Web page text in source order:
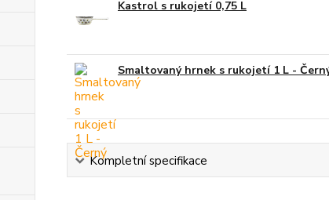
Kastrol s rukojetí 0,75 L
Smaltovaný hrnek s rukojetí 1 L -
Kompletní specifikace